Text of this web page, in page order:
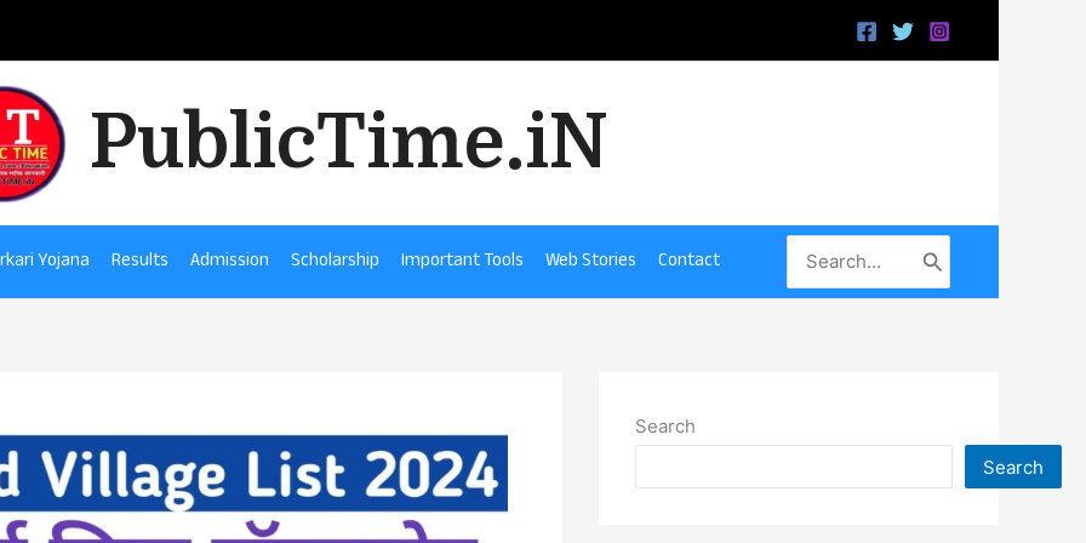
PublicTime.iN
Yojana Results Admission Scholarship Important Tools Web Stories Contact
for:
Search
Search